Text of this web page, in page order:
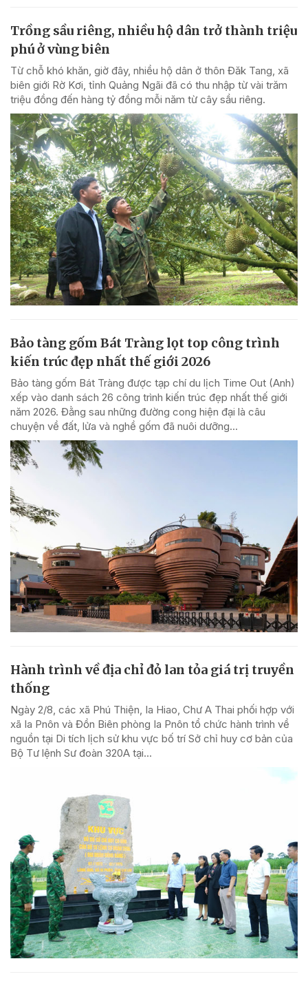
Trồng sầu riêng, nhiều hộ dân trở thành triệu
phú ở vùng biên
Từ chỗ khó khăn, giờ đây, nhiều hộ dân ở thôn Đăk Tang, xã
biên giới Rờ Kơi, tỉnh Quảng Ngãi đã có thu nhập từ vài trăm
triệu đồng đến hàng tỷ đồng mỗi năm từ cây sầu riêng.
Bảo tàng gốm Bát Tràng lọt top công trình
kiến trúc đẹp nhất thế giới 2026
Bảo tàng gốm Bát Tràng được tạp chí du lịch Time Out (Anh)
xếp vào danh sách 26 công trình kiến trúc đẹp nhất thế giới
năm 2026. Đằng sau những đường cong hiện đại là câu
chuyện về đất, lửa và nghề gốm đã nuôi dưỡng...
Hành trình về địa chỉ đỏ lan tỏa giá trị truyền
thống
Ngày 2/8, các xã Phú Thiện, Ia Hiao, Chư A Thai phối hợp với
xã Ia Pnôn và Đồn Biên phòng Ia Pnôn tổ chức hành trình về
nguồn tại Di tích lịch sử khu vực bố trí Sở chỉ huy cơ bản của
Bộ Tư lệnh Sư đoàn 320A tại...